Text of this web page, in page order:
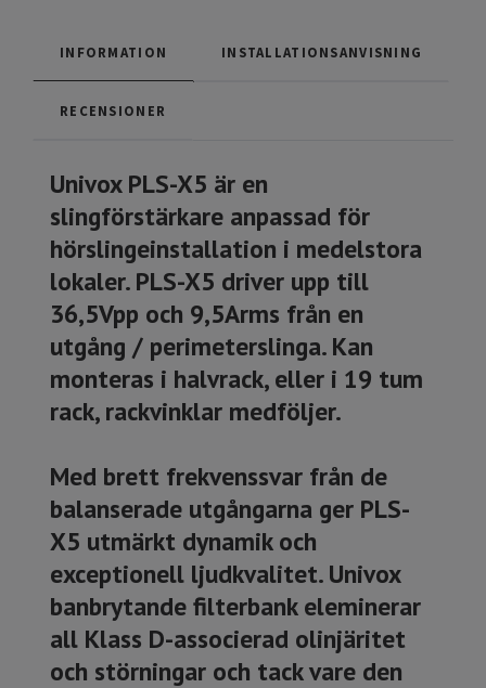
INFORMATION INSTALLATIONSANVISNING
RECENSIONER
Univox PLS-X5 är en
slingförstärkare anpassad för
hörslingeinstallation i medelstora
lokaler. PLS-X5 driver upp till
36,5Vpp och 9,5Arms från en
utgång / perimeterslinga. Kan
monteras i halvrack, eller i 19 tum
rack, rackvinklar medföljer.
Med brett frekvenssvar från de
balanserade utgångarna ger PLS-
X5 utmärkt dynamik och
exceptionell ljudkvalitet. Univox
banbrytande filterbank eleminerar
all Klass D-associerad olinjäritet
och störningar och tack vare den